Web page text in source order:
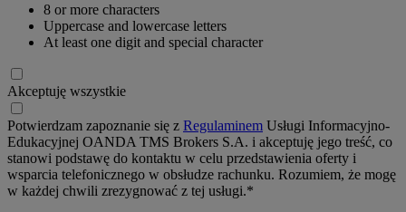
8 or more characters
Uppercase and lowercase letters
At least one digit and special character
Akceptuję wszystkie
Potwierdzam zapoznanie się z Regulaminem Usługi Informacyjno-
Edukacyjnej OANDA TMS Brokers S.A. i akceptuję jego treść, co
stanowi podstawę do kontaktu w celu przedstawienia oferty i
wsparcia telefonicznego w obsłudze rachunku. Rozumiem, że mogę
w każdej chwili zrezygnować z tej usługi.*